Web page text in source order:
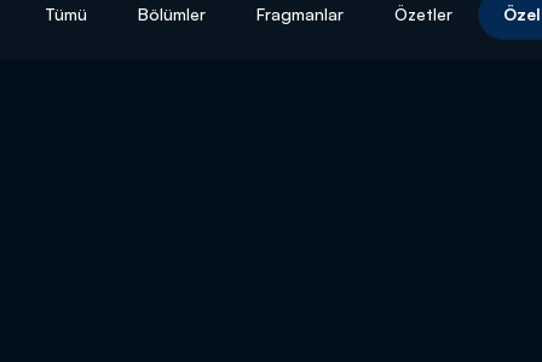
Tümü Bölümler Fragmanlar Özetler